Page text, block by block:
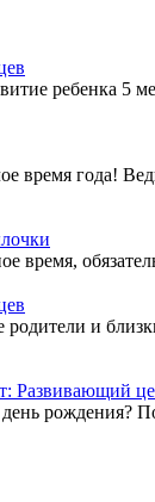
ребенка 5
время года!
время,
родители и
Развивающий
рождения?